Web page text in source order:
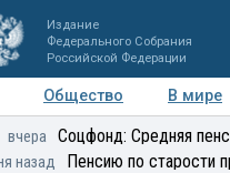
Издание
Федерального Собрания
Российской Федерации
Общество В мире
Мнения Регионы
вчера Соцфонд: Средняя
назад Пенсию по старости